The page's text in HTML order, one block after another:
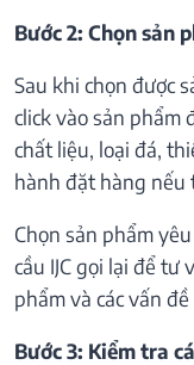
Bước 2: Chọn sản
Sau khi chọn được
click vào sản phẩm
chất liệu, loại đá,
hành đặt hàng nếu
Chọn sản phẩm
cầu IJC gọi lại để
phẩm và các vấn
Bước 3: Kiểm tra